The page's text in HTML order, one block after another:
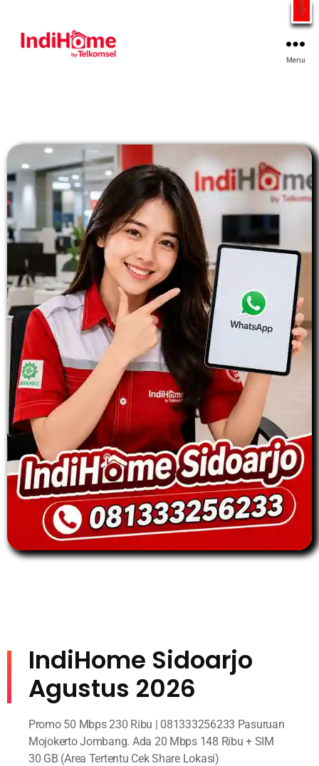
Gratis Pasang Dengan Bayar PDD2 | WiFi 200Rb an By
Menu
IndiHome Sidoarjo
Agustus 2026
Promo 50 Mbps 230 Ribu | 081333256233 Pasuruan
Mojokerto Jombang. Ada 20 Mbps 148 Ribu + SIM
30 GB (Area Tertentu Cek Share Lokasi)